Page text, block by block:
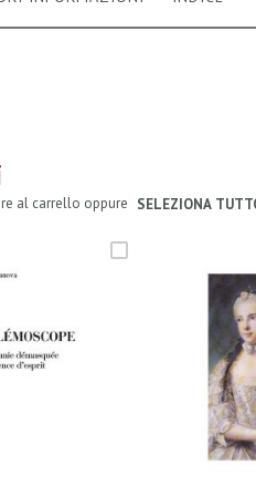
al carrello oppure SELEZIONA